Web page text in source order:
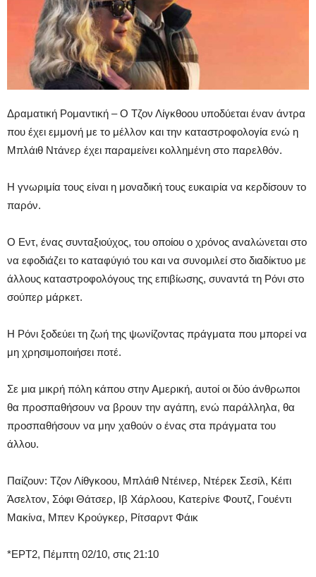
Δραματική Ρομαντική – Ο Τζον Λίγκθοου υποδύεται έναν άντρα
που έχει εμμονή με το μέλλον και την καταστροφολογία ενώ η
Μπλάιθ Ντάνερ έχει παραμείνει κολλημένη στο παρελθόν.
Η γνωριμία τους είναι η μοναδική τους ευκαιρία να κερδίσουν το
παρόν.
Ο Εντ, ένας συνταξιούχος, του οποίου ο χρόνος αναλώνεται στο
να εφοδιάζει το καταφύγιό του και να συνομιλεί στο διαδίκτυο με
άλλους καταστροφολόγους της επιβίωσης, συναντά τη Ρόνι στο
σούπερ μάρκετ.
Η Ρόνι ξοδεύει τη ζωή της ψωνίζοντας πράγματα που μπορεί να
μη χρησιμοποιήσει ποτέ.
Σε μια μικρή πόλη κάπου στην Αμερική, αυτοί οι δύο άνθρωποι
θα προσπαθήσουν να βρουν την αγάπη, ενώ παράλληλα, θα
προσπαθήσουν να μην χαθούν ο ένας στα πράγματα του
άλλου.
Παίζουν: Τζον Λίθγκοου, Μπλάιθ Ντέινερ, Ντέρεκ Σεσίλ, Κέιτι
Άσελτον, Σόφι Θάτσερ, Ιβ Χάρλοου, Κατερίνε Φουτζ, Γουέντι
Μακίνα, Μπεν Κρούγκερ, Ρίτσαρντ Φάικ
*ΕΡΤ2, Πέμπτη 02/10, στις 21:10